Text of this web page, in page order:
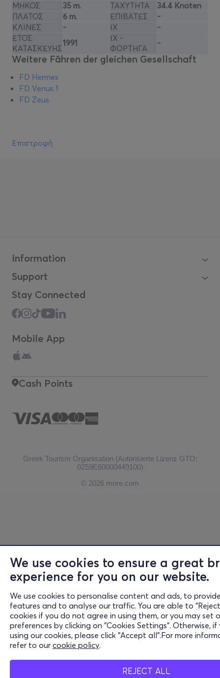
We use cookies to ensure a great
experience for you on our website.
We use cookies to personalise content and ads, to
features and to analyse our traffic. You are able to
cookies if you do not agree in using them, or you may set
preferences by clicking on "Cookies Settings". Otherwise, if
using our cookies, please click "Accept all".For more
refer to our cookie policy.
REJECT ALL
ΜΗΚΟΣ 35 m. ΤΑΧΥΤΗΤΑ
34.4 Knoten
ΠΛΑΤΟΣ
6 m. ΕΠΙΒΑΤΕΣ
-
ΚΛΙΝΕΣ
- ΙΧ
-
ΕΤΟΣ
ΚΑΤΑΣΚΕΥΗΣ
1991
ΙΧ -
ΦΟΡΤΗΓΑ
-
Weitere Fähren der gleichen Gesellschaft
FD Hermes
FD Venus 1
FD Zeus
Επιστροφή
Cash Points
Information
Support
Stay Connected
Mobile App
Greek Tourism Organisation (Autorisierte Lizenz GTO:
0259Ε60000449100)
© 2026 more.com